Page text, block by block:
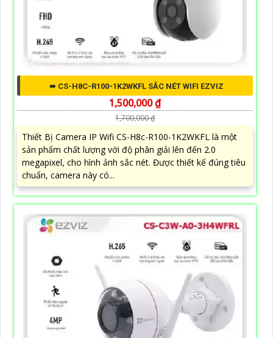
➠ CS-H8C-R100-1K2WKFL SẮC NÉT WIFI EZVIZ
1,500,000 ₫
1,700,000 ₫
Thiết Bị Camera IP Wifi CS-H8c-R100-1K2WKFL là một
sản phẩm chất lượng với độ phân giải lên đến 2.0
megapixel, cho hình ảnh sắc nét. Được thiết kế đúng tiêu
chuẩn, camera này có...